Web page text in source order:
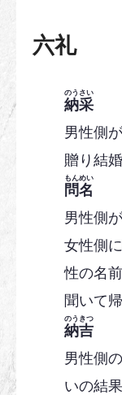
六礼
納采
のうさい
男性側
贈り結
問名
もんめい
男性側
女性側
性の名
聞いて帰
納吉
のうきつ
男性側
いの結